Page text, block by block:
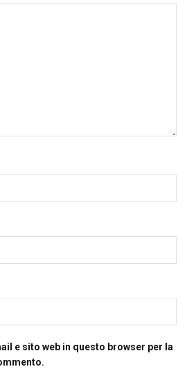
e sito web in questo browser per la